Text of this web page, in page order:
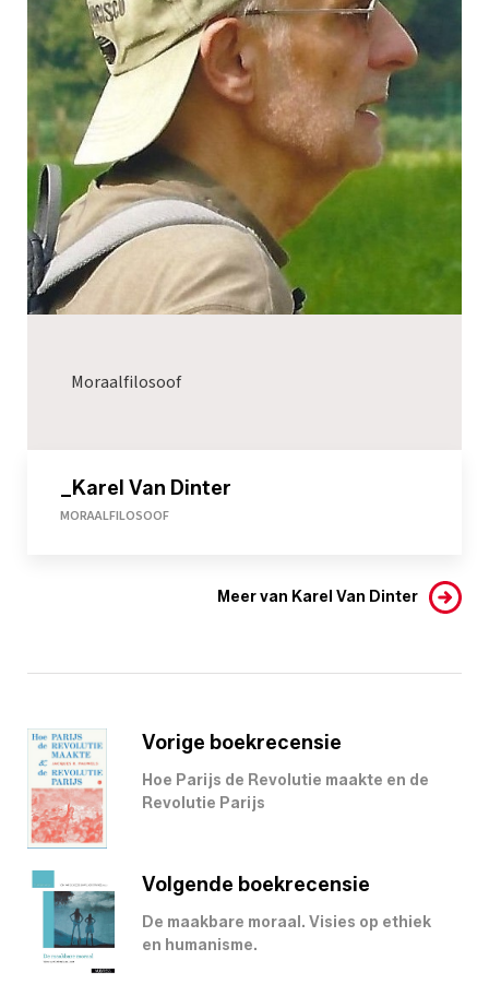
Moraalfilosoof
_Karel Van Dinter
MORAALFILOSOOF
Meer van Karel Van Dinter
Vorige boekrecensie
Hoe Parijs de Revolutie maakte en de
Revolutie Parijs
Volgende boekrecensie
De maakbare moraal. Visies op ethiek
en humanisme.